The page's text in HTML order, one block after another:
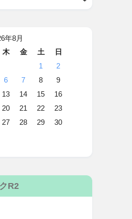
年8月
木 金 土
日
1
2
6 7 8
9
13 14 15
16
20 21 22
23
27 28 29
30
R2